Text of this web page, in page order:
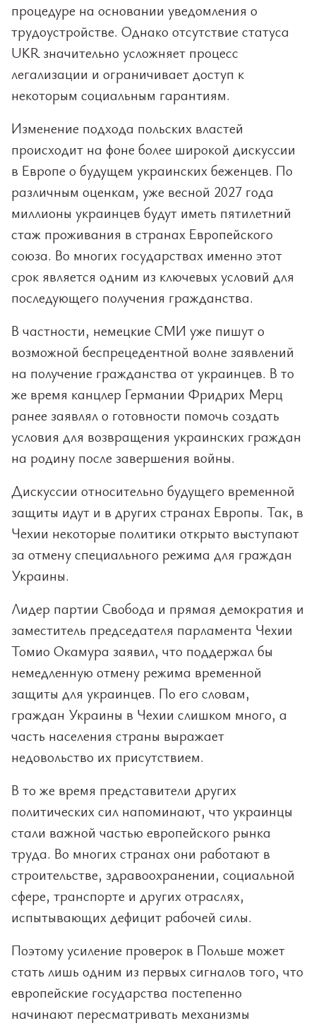
процедуре на основании уведомления о
трудоустройстве. Однако отсутствие статуса
UKR значительно усложняет процесс
легализации и ограничивает доступ к
некоторым социальным гарантиям.
Изменение подхода польских властей
происходит на фоне более широкой дискуссии
в Европе о будущем украинских беженцев. По
различным оценкам, уже весной 2027 года
миллионы украинцев будут иметь пятилетний
стаж проживания в странах Европейского
союза. Во многих государствах именно этот
срок является одним из ключевых условий для
последующего получения гражданства.
В частности, немецкие СМИ уже пишут о
возможной беспрецедентной волне заявлений
на получение гражданства от украинцев. В то
же время канцлер Германии Фридрих Мерц
ранее заявлял о готовности помочь создать
условия для возвращения украинских граждан
на родину после завершения войны.
Дискуссии относительно будущего временной
защиты идут и в других странах Европы. Так, в
Чехии некоторые политики открыто выступают
за отмену специального режима для граждан
Украины.
Лидер партии Свобода и прямая демократия и
заместитель председателя парламента Чехии
Томио Окамура заявил, что поддержал бы
немедленную отмену режима временной
защиты для украинцев. По его словам,
граждан Украины в Чехии слишком много, а
часть населения страны выражает
недовольство их присутствием.
В то же время представители других
политических сил напоминают, что украинцы
стали важной частью европейского рынка
труда. Во многих странах они работают в
строительстве, здравоохранении, социальной
сфере, транспорте и других отраслях,
испытывающих дефицит рабочей силы.
Поэтому усиление проверок в Польше может
стать лишь одним из первых сигналов того, что
европейские государства постепенно
начинают пересматривать механизмы